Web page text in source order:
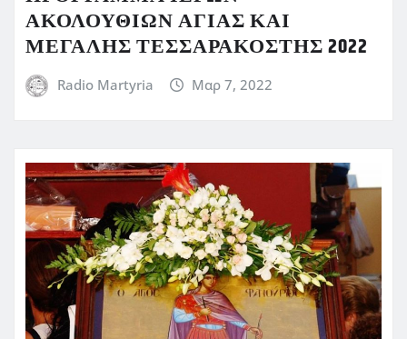
ΑΚΟΛΟΥΘΙΩΝ ΑΓΙΑΣ ΚΑΙ
ΜΕΓΑΛΗΣ ΤΕΣΣΑΡΑΚΟΣΤΗΣ 2022
Radio Martyria Μαρ 7, 2022